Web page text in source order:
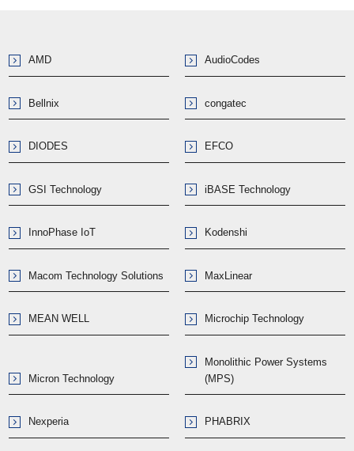
AMD AudioCodes
Bellnix congatec
DIODES EFCO
GSI Technology iBASE Technology
InnoPhase IoT Kodenshi
Macom Technology Solutions MaxLinear
MEAN WELL Microchip Technology
Micron Technology
Monolithic Power Systems
(MPS)
Nexperia PHABRIX